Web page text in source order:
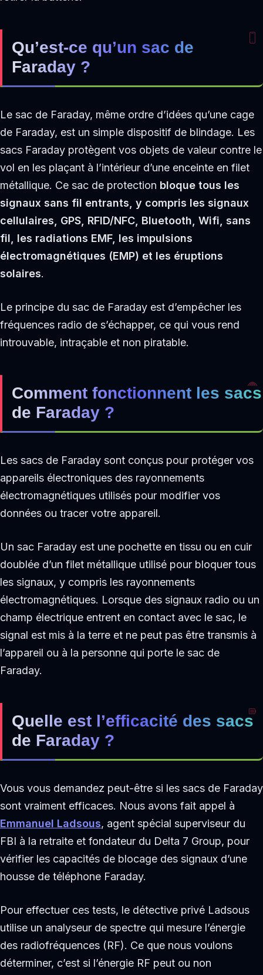
Qu’est-ce qu’un sac de
Faraday ?
Le sac de Faraday, même ordre d’idées qu’une cage
de Faraday, est un simple dispositif de blindage. Les
sacs Faraday protègent vos objets de valeur contre le
vol en les plaçant à l’intérieur d’une enceinte en filet
métallique. Ce sac de protection bloque tous les
signaux sans fil entrants, y compris les signaux
cellulaires, GPS, RFID/NFC, Bluetooth, Wifi, sans
fil, les radiations EMF, les impulsions
électromagnétiques (EMP) et les éruptions
solaires.
Le principe du sac de Faraday est d’empêcher les
fréquences radio de s’échapper, ce qui vous rend
introuvable, intraçable et non piratable.
Comment fonctionnent les sacs
de Faraday ?
Les sacs de Faraday sont conçus pour protéger vos
appareils électroniques des rayonnements
électromagnétiques utilisés pour modifier vos
données ou tracer votre appareil.
Un sac Faraday est une pochette en tissu ou en cuir
doublée d’un filet métallique utilisé pour bloquer tous
les signaux, y compris les rayonnements
électromagnétiques. Lorsque des signaux radio ou un
champ électrique entrent en contact avec le sac, le
signal est mis à la terre et ne peut pas être transmis à
l’appareil ou à la personne qui porte le sac de
Faraday.
Quelle est l’efficacité des sacs
de Faraday ?
Vous vous demandez peut-être si les sacs de Faraday
sont vraiment efficaces. Nous avons fait appel à
Emmanuel Ladsous, agent spécial superviseur du
FBI à la retraite et fondateur du Delta 7 Group, pour
vérifier les capacités de blocage des signaux d’une
housse de téléphone Faraday.
Pour effectuer ces tests, le détective privé Ladsous
utilise un analyseur de spectre qui mesure l’énergie
des radiofréquences (RF). Ce que nous voulons
déterminer, c’est si l’énergie RF peut ou non